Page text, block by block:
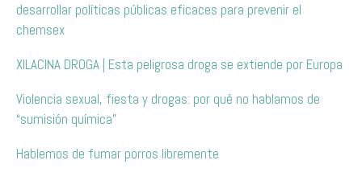
desarrollar políticas públicas eficaces para prevenir el
chemsex
XILACINA DROGA | Esta peligrosa droga se extiende por Europa
Violencia sexual, fiesta y drogas: por qué no hablamos de
“sumisión química”
Hablemos de fumar porros libremente